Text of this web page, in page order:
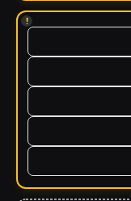
!